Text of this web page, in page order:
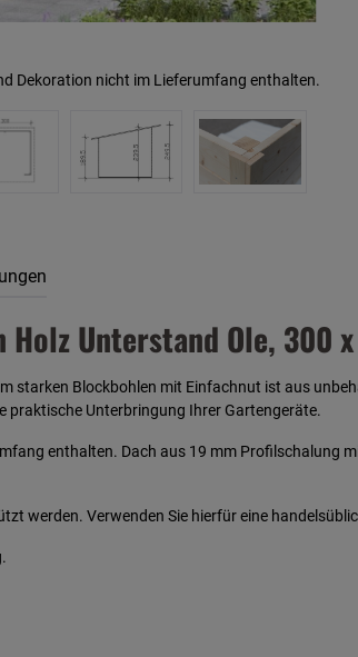
Dekoration nicht im Lieferumfang enthalten.
Unterstand Ole, 300
starken Blockbohlen mit Einfachnut ist aus
praktische Unterbringung Ihrer Gartengeräte.
enthalten. Dach aus 19 mm Profilschalung
werden. Verwenden Sie hierfür eine